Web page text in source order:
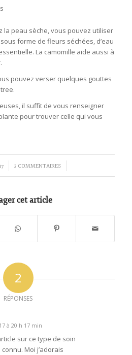
la peau sèche, vous pouvez utiliser
forme de fleurs séchées, d’eau
La camomille aide aussi à
pouvez verser quelques gouttes
il suffit de vous renseigner
pour trouver celle qui vous
2 COMMENTAIRES
/
cet article
2
RÉPONSES
à 20 h 17 min
sur ce type de soin
Moi j’adorais